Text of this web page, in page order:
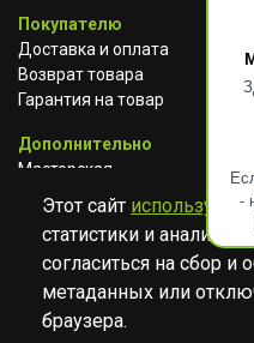
-
Покупателю
Доставка и оплата
Возврат товара
Гарантия на товар
Дополнительно
Мастерская
Сотрудничество
© Музыкальный
Этот сайт использует
статистики и анализа
согласиться на сбор и
метаданных или
браузера.